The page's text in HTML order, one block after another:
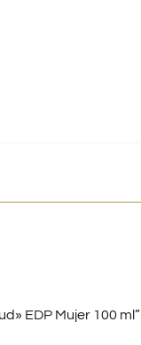
EDP Mujer 100 ml”